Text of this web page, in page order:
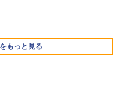
2026年 10月号
もっと見る